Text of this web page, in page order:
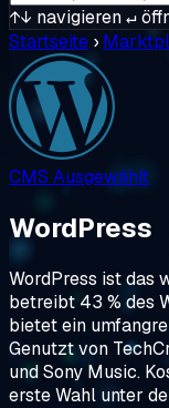
↑↓ navigieren↵
Startseite ›
CMS Ausgewählt
WordPress
WordPress ist das
betreibt 43 % des
bietet ein
Genutzt von
und Sony Music.
erste Wahl unter